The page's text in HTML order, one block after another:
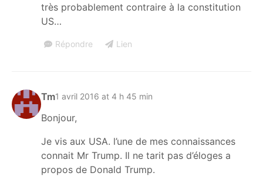
très probablement contraire à la constitution
US…
Répondre Lien
Tm1 avril 2016 at 4 h 45 min
Bonjour,
Je vis aux USA. l’une de mes connaissances
connait Mr Trump. Il ne tarit pas d’éloges a
propos de Donald Trump.